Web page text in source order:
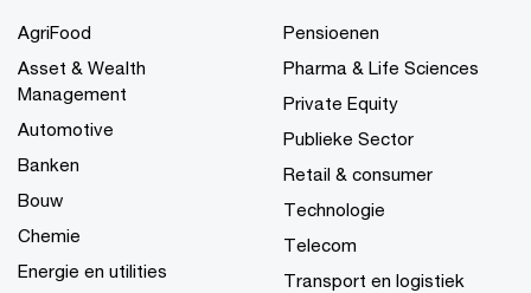
AgriFood
Asset & Wealth
Management
Automotive
Banken
Bouw
Chemie
Energie en utilities
Pensioenen
Pharma & Life Sciences
Private Equity
Publieke Sector
Retail & consumer
Technologie
Telecom
Transport en logistiek